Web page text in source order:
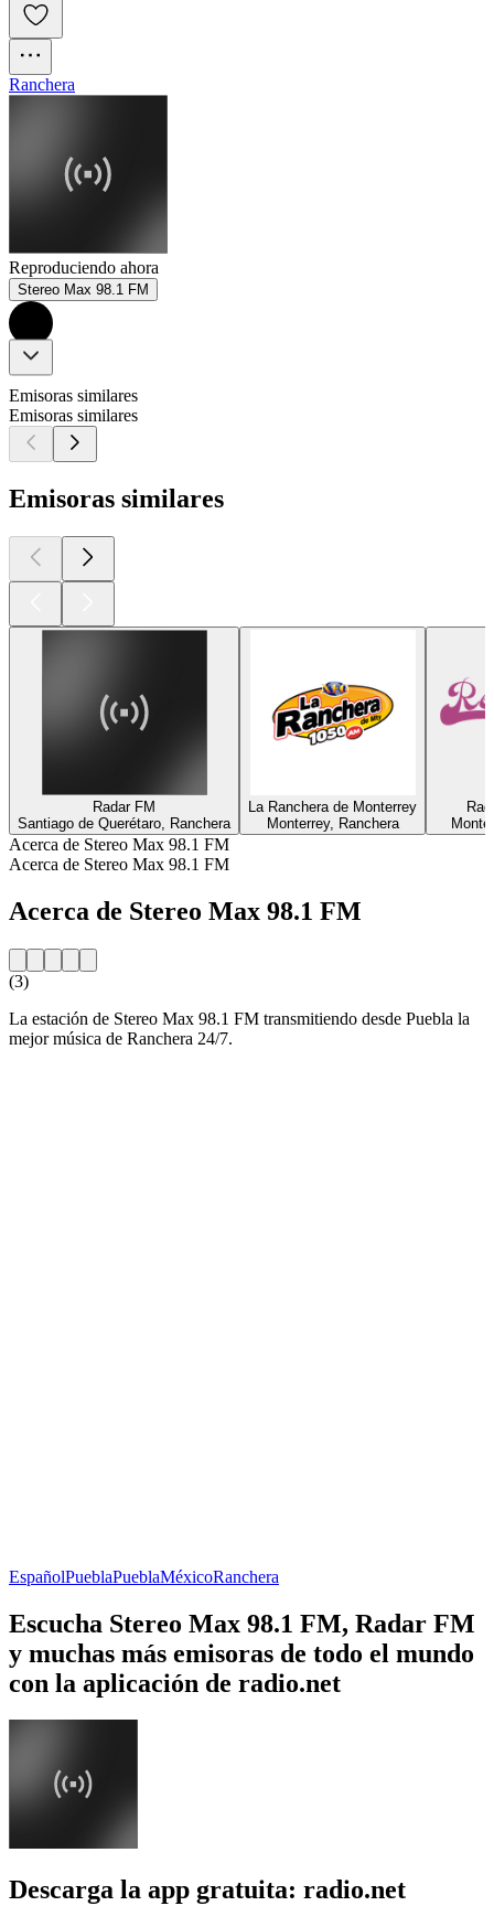
Ranchera
Reproduciendo ahora
Stereo Max 98.1 FM
Emisoras similares
Emisoras similares
Emisoras similares
Radar FM
Santiago de Querétaro, Ranchera
La Ranchera de Monterrey
Monterrey, Ranchera
Acerca de Stereo Max 98.1 FM
Acerca de Stereo Max 98.1 FM
Acerca de Stereo Max 98.1 FM
(3)
La estación de Stereo Max 98.1 FM transmitiendo desde Puebla la
mejor música de Ranchera 24/7.
EspañolPueblaPueblaMéxicoRanchera
Escucha Stereo Max 98.1 FM, Radar FM
y muchas más emisoras de todo el mundo
con la aplicación de radio.net
Descarga la app gratuita: radio.net